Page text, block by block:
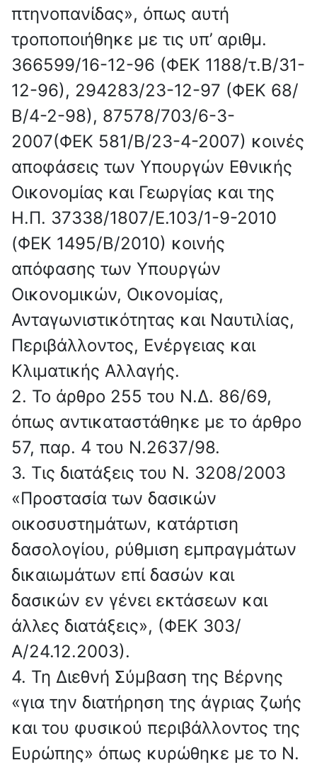
πτηνοπανίδας», όπως αυτή
τροποποιήθηκε με τις υπ’ αριθμ.
366599/16-12-96 (ΦΕΚ 1188/τ.Β/31-
12-96), 294283/23-12-97 (ΦΕΚ 68/
Β/4-2-98), 87578/703/6-3-
2007(ΦΕΚ 581/Β/23-4-2007) κοινές
αποφάσεις των Υπουργών Εθνικής
Οικονομίας και Γεωργίας και της
Η.Π. 37338/1807/Ε.103/1-9-2010
(ΦΕΚ 1495/Β/2010) κοινής
απόφασης των Υπουργών
Οικονομικών, Οικονομίας,
Ανταγωνιστικότητας και Ναυτιλίας,
Περιβάλλοντος, Ενέργειας και
Κλιματικής Αλλαγής.
2. Το άρθρο 255 του Ν.Δ. 86/69,
όπως αντικαταστάθηκε με το άρθρο
57, παρ. 4 του Ν.2637/98.
3. Τις διατάξεις του Ν. 3208/2003
«Προστασία των δασικών
οικοσυστημάτων, κατάρτιση
δασολογίου, ρύθμιση εμπραγμάτων
δικαιωμάτων επί δασών και
δασικών εν γένει εκτάσεων και
άλλες διατάξεις», (ΦΕΚ 303/
Α/24.12.2003).
4. Τη Διεθνή Σύμβαση της Βέρνης
«για την διατήρηση της άγριας ζωής
και του φυσικού περιβάλλοντος της
Ευρώπης» όπως κυρώθηκε με το Ν.